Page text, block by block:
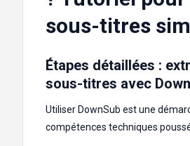
sous-titres
Étapes détaillées :
sous-titres avec
Utiliser DownSub est une
compétences techniques